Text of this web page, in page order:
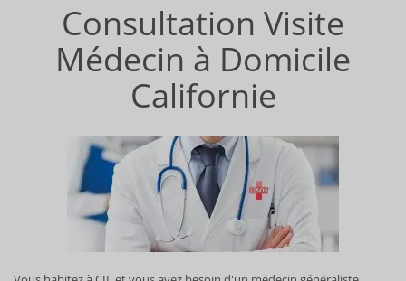
Consultation Visite
Médecin à Domicile
Californie